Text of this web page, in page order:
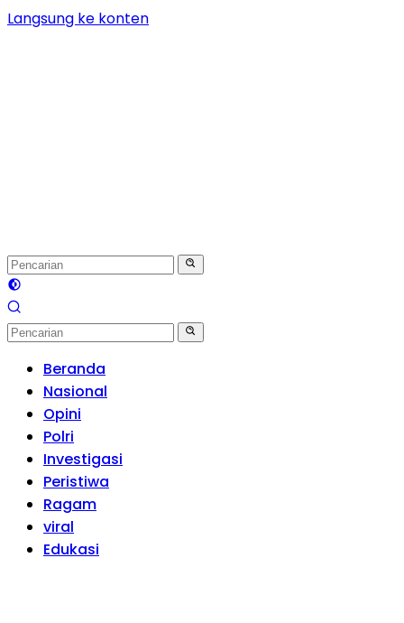
Langsung ke konten
Beranda
Nasional
Opini
Polri
Investigasi
Peristiwa
Ragam
viral
Edukasi